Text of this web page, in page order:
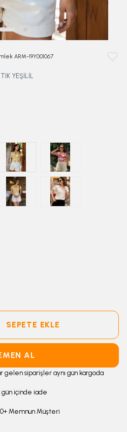
ARM-19Y001067
YEŞİLİL
SEPETE EKLE
AL
gelen siparişler aynı gün kargoda
gün içinde iade
Memnun Müşteri